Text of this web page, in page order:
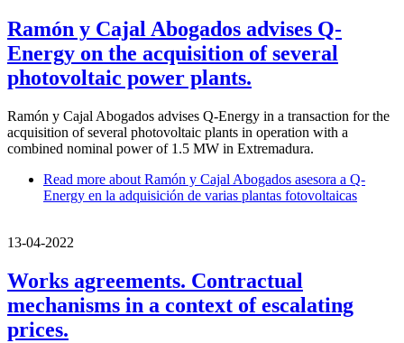
Ramón y Cajal Abogados advises Q-
Energy on the acquisition of several
photovoltaic power plants.
Ramón y Cajal Abogados advises Q-Energy in a transaction for the
acquisition of several photovoltaic plants in operation with a
combined nominal power of 1.5 MW in Extremadura.
Read more about Ramón y Cajal Abogados asesora a Q-
Energy en la adquisición de varias plantas fotovoltaicas
13-04-2022
Works agreements. Contractual
mechanisms in a context of escalating
prices.